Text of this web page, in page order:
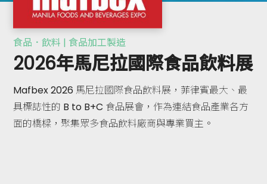
食品．飲料 | 食品加工製造
2026年馬尼拉國際食品飲料展
Mafbex 2026 馬尼拉國際食品飲料展，菲律賓最大、最
具標誌性的 B to B+C 食品展會，作為連結食品產業各方
面的橋樑，聚集眾多食品飲料廠商與專業買主。